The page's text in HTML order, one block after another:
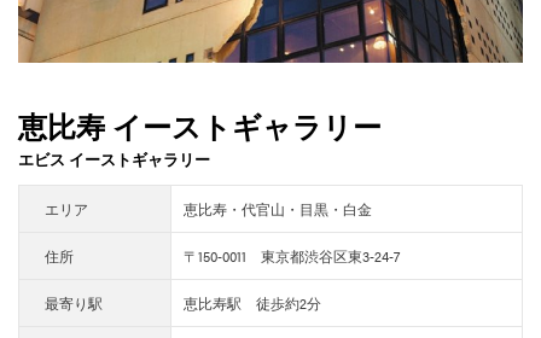
恵比寿 イーストギャラリー
エビス イーストギャラリー
エリア 恵比寿・代官山・目黒・白金
住所 〒150-0011 東京都渋谷区東3-24-7
最寄り駅 恵比寿駅 徒歩約2分